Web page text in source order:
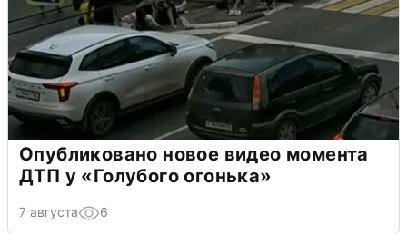
Опубликовано новое видео момента
ДТП у «Голубого огонька»
7 августа 6